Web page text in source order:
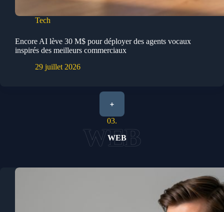
Tech
Encore AI lève 30 M$ pour déployer des agents vocaux
inspirés des meilleurs commerciaux
29 juillet 2026
+
03.
WEB